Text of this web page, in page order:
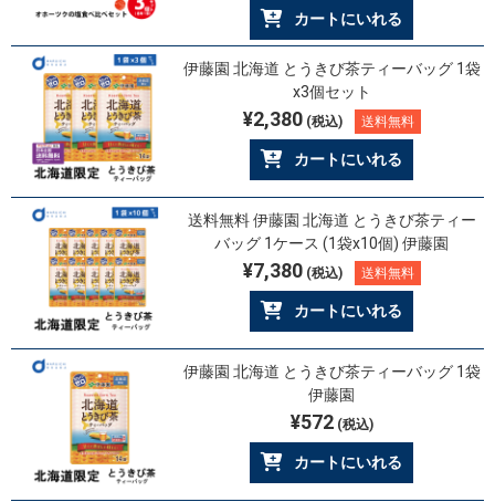
カートにいれる
伊藤園 北海道 とうきび茶ティーバッグ 1袋
x3個セット
¥2,380(税込) 送料無料
カートにいれる
送料無料 伊藤園 北海道 とうきび茶ティー
バッグ 1ケース (1袋x10個) 伊藤園
¥7,380(税込) 送料無料
カートにいれる
伊藤園 北海道 とうきび茶ティーバッグ 1袋
伊藤園
¥572(税込)
カートにいれる